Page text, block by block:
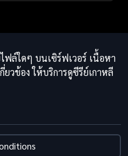
ฟล์ใดๆ บนเซิร์ฟเวอร์ เนื้อหา
วข้อง ให้บริการดูซีรีย์เกาหลี